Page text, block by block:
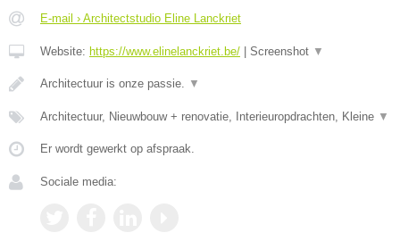
E-mail › Architectstudio Eline Lanckriet
Website: https://www.elinelanckriet.be/ Screenshot ▼
Architectuur is onze passie. ▼
Architectuur, Nieuwbouw + renovatie, Interieuropdrachten, Kleine ▼
Er wordt gewerkt op afspraak.
Sociale media: